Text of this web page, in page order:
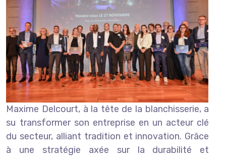
Maxime Delcourt, à la tête de la blanchisserie, a
su transformer son entreprise en un acteur clé
du secteur, alliant tradition et innovation. Grâce
à une stratégie axée sur la durabilité et